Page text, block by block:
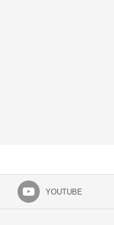
YOUTUBE